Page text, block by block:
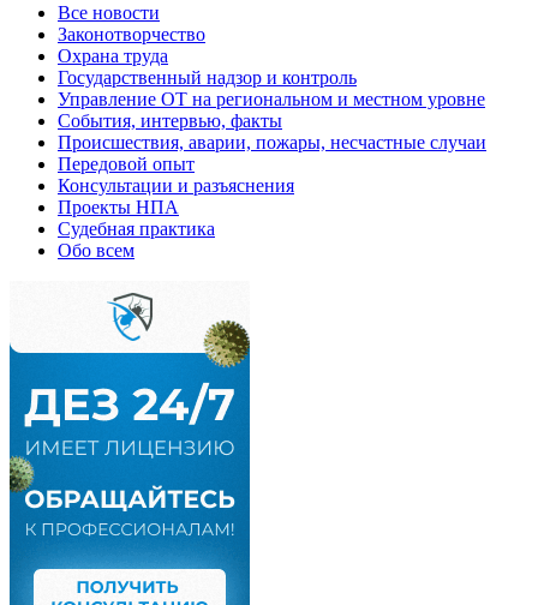
Все новости
Законотворчество
Охрана труда
Государственный надзор и контроль
Управление ОТ на региональном и местном уровне
События, интервью, факты
Происшествия, аварии, пожары, несчастные случаи
Передовой опыт
Консультации и разъяснения
Проекты НПА
Судебная практика
Обо всем